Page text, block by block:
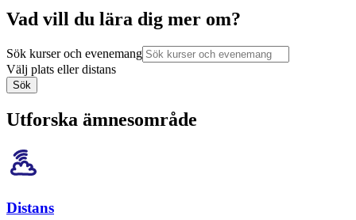
Vad vill du lära dig mer om?
Sök kurser och evenemang
Välj plats eller distans
Sök
Utforska ämnesområde
Distans